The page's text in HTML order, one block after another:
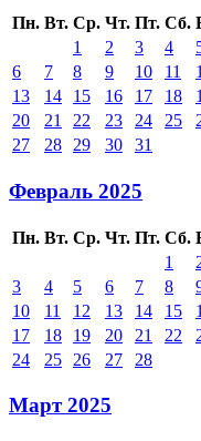
Пн. Вт. Ср. Чт. Пт. Сб.
1
2 3 4
6
7 8 9 10 11
13
14 15 16 17 18
20
21 22 23 24 25
27
28 29 30 31
Февраль 2025
Пн. Вт. Ср. Чт. Пт. Сб.
1
3
4 5 6 7 8
10
11 12 13 14 15
17
18 19 20 21 22
24
25 26 27 28
Март 2025